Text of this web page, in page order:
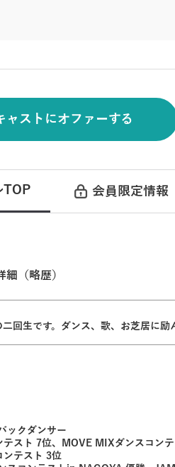
ャストにオファーする
TOP 会員限定情報
細（略歴）
回生です。ダンス、歌、お芝居に
ックダンサー
テスト 7位、MOVE MIXダンスコン
ンテスト 3位